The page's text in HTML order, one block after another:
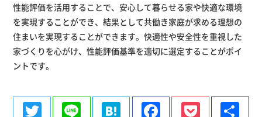
性能評価を活用することで、安心して暮らせる家や快適な環境
を実現することができ、結果として共働き家庭が求める理想の
住まいを実現することができます。快適性や安全性を重視した
家づくりを心がけ、性能評価基準を適切に選定することがポイ
ントです。
TwitterLine HatenaFacebook
Pocket